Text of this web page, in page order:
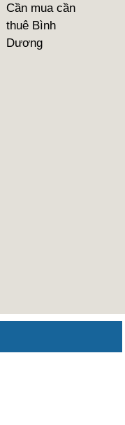
Cần mua cần
thuê Bình
Dương